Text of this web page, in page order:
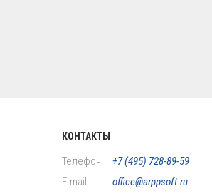
КОНТАКТЫ
Телефон:
+7 (495) 728-89-59
E-mail:
office@arppsoft.ru